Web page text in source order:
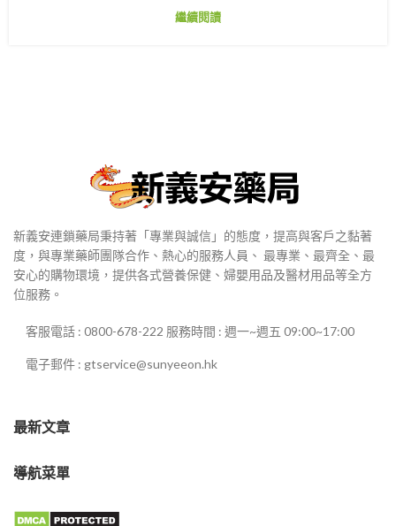
繼續閱讀
新義安連鎖藥局秉持著「專業與誠信」的態度，提高與客戶之黏著
度，與專業藥師團隊合作、熱心的服務人員、 最專業、最齊全、最
安心的購物環境，提供各式營養保健、婦嬰用品及醫材用品等全方
位服務。
客服電話 : 0800-678-222 服務時間 : 週一~週五 09:00~17:00
電子郵件 : gtservice@sunyeeon.hk
最新文章
導航菜單